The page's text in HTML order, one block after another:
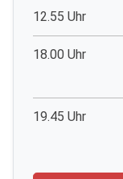
12.55 Uhr
18.00 Uhr
19.45 Uhr